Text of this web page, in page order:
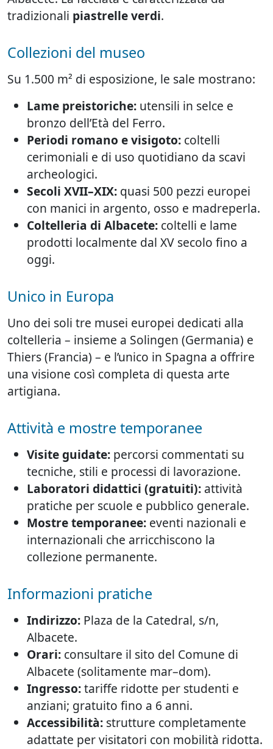
tradizionali piastrelle verdi.
Collezioni del museo
Su 1.500 m² di esposizione, le sale mostrano:
Lame preistoriche: utensili in selce e
bronzo dell’Età del Ferro.
Periodi romano e visigoto: coltelli
cerimoniali e di uso quotidiano da scavi
archeologici.
Secoli XVII–XIX: quasi 500 pezzi europei
con manici in argento, osso e madreperla.
Coltelleria di Albacete: coltelli e lame
prodotti localmente dal XV secolo fino a
oggi.
Unico in Europa
Uno dei soli tre musei europei dedicati alla
coltelleria – insieme a Solingen (Germania) e
Thiers (Francia) – e l’unico in Spagna a offrire
una visione così completa di questa arte
artigiana.
Attività e mostre temporanee
Visite guidate: percorsi commentati su
tecniche, stili e processi di lavorazione.
Laboratori didattici (gratuiti): attività
pratiche per scuole e pubblico generale.
Mostre temporanee: eventi nazionali e
internazionali che arricchiscono la
collezione permanente.
Informazioni pratiche
Indirizzo: Plaza de la Catedral, s/n,
Albacete.
Orari: consultare il sito del Comune di
Albacete (solitamente mar–dom).
Ingresso:tariffe ridotte per studenti e
anziani; gratuito fino a 6 anni.
Accessibilità: strutture completamente
adattate per visitatori con mobilità ridotta.